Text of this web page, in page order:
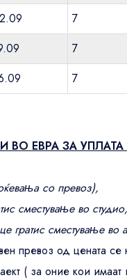
7
7
7
ВО ЕВРА ЗА
со превоз),
сместување во студио,
гратис сместување во
превоз од цената
( за оние кои имаат